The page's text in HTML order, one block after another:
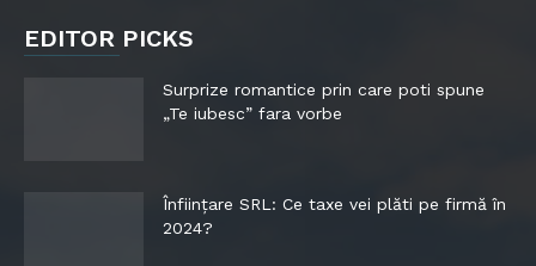
EDITOR PICKS
Surprize romantice prin care poti spune
„Te iubesc” fara vorbe
Înființare SRL: Ce taxe vei plăti pe firmă în
2024?